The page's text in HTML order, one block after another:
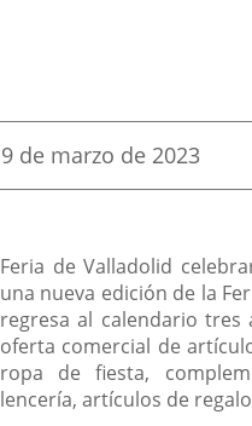
Fecha
la
9 de marzo de 2023
Descripción
Feria de Valladolid
una nueva edición de la
regresa al calendario tres
oferta comercial de
ropa de fiesta,
lencería, artículos de